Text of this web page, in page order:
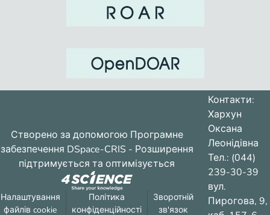
Створено за допомогою Програмне
забезпечення DSpace-CRIS - Розширення
підтримується та оптимізується
Налаштування
файлів cookie
Політика
конфіденційності
Зворотній
зв'язок
Контакти:
Хархун
Оксана
Леонідівна
Тел.: (044)
239-30-39
вул.
Пирогова, 9,